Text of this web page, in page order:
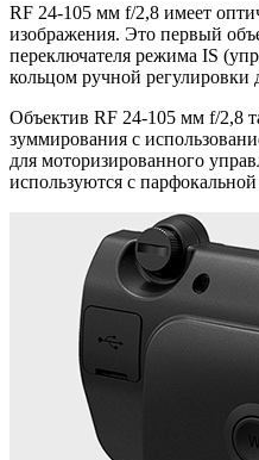
RF 24-105 мм f/2,8 имеет
изображения. Это первый
переключателя режима IS
кольцом ручной регулировки
Объектив RF 24-105 мм f/2,8
зуммирования с
для моторизированного
используются с